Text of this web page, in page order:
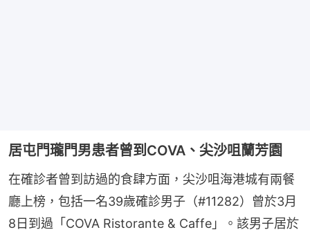
居屯門瓏門男患者曾到COVA、尖沙咀蘭芳園
在確診者曾到訪過的食肆方面，尖沙咀海港城有兩餐
廳上榜，包括一名39歲確診男子（#11282）曾於3月
8日到過「COVA Ristorante & Caffe」。該男子居於